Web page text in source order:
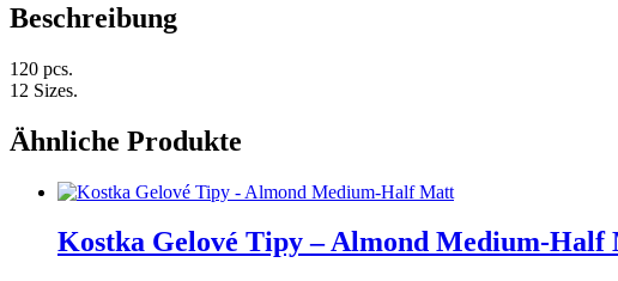
Beschreibung
120 pcs.
12 Sizes.
Ähnliche Produkte
Kostka Gelové Tipy – Almond Medium-Half